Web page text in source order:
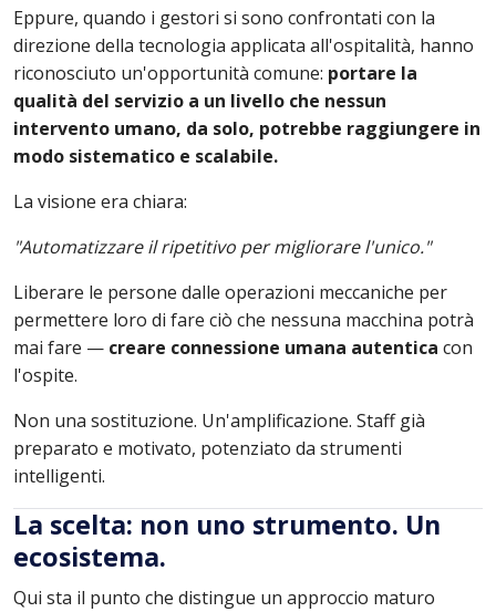
Eppure, quando i gestori si sono confrontati con la
direzione della tecnologia applicata all'ospitalità, hanno
riconosciuto un'opportunità comune: portare la
qualità del servizio a un livello che nessun
intervento umano, da solo, potrebbe raggiungere in
modo sistematico e scalabile.
La visione era chiara:
"Automatizzare il ripetitivo per migliorare l'unico."
Liberare le persone dalle operazioni meccaniche per
permettere loro di fare ciò che nessuna macchina potrà
mai fare — creare connessione umana autentica con
l'ospite.
Non una sostituzione. Un'amplificazione. Staff già
preparato e motivato, potenziato da strumenti
intelligenti.
La scelta: non uno strumento. Un
ecosistema.
Qui sta il punto che distingue un approccio maturo